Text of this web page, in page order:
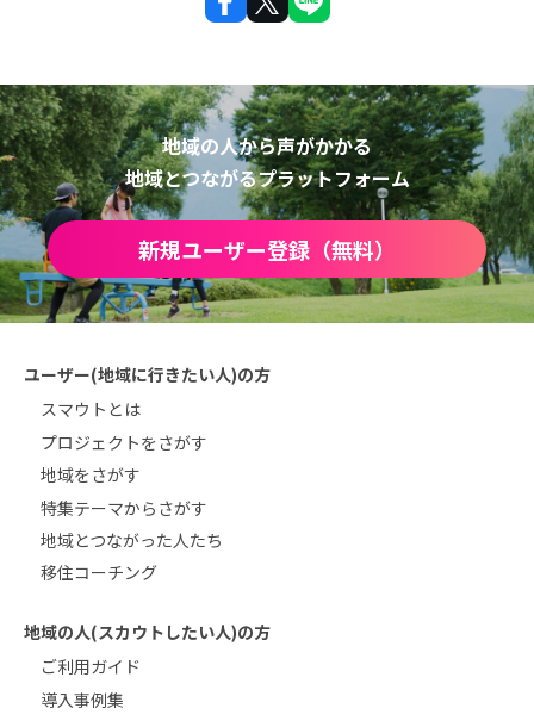
地域の人から声がかかる
地域とつながるプラットフォーム
新規ユーザー登録（無料）
ユーザー(地域に行きたい人)の方
スマウトとは
プロジェクトをさがす
地域をさがす
特集テーマからさがす
地域とつながった人たち
移住コーチング
地域の人(スカウトしたい人)の方
ご利用ガイド
導入事例集